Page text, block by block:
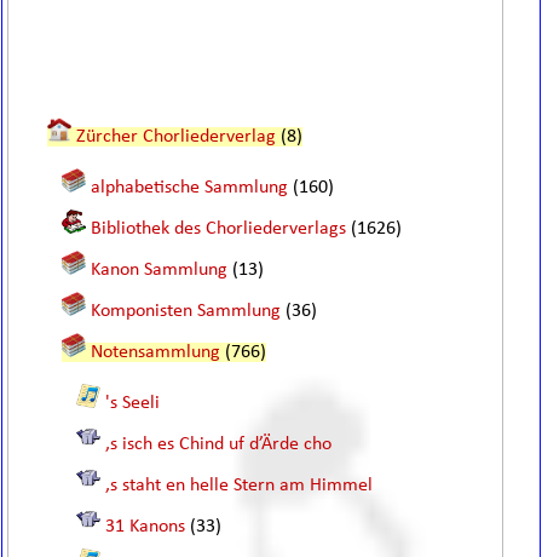
Zürcher Chorliederverlag (8)
alphabetische Sammlung (160)
Bibliothek des Chorliederverlags (1626)
Kanon Sammlung (13)
Komponisten Sammlung (36)
Notensammlung (766)
's Seeli
,s isch es Chind uf d’Ärde cho
,s staht en helle Stern am Himmel
31 Kanons (33)